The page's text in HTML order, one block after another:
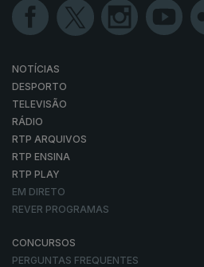
NOTÍCIAS
DESPORTO
TELEVISÃO
RÁDIO
RTP ARQUIVOS
RTP ENSINA
RTP PLAY
EM DIRETO
REVER PROGRAMAS
CONCURSOS
PERGUNTAS FREQUENTES